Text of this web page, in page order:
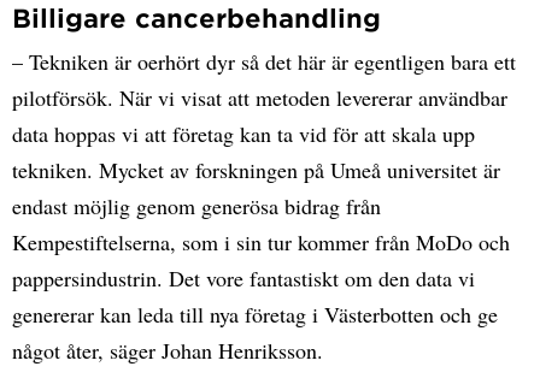
Billigare cancerbehandling
– Tekniken är oerhört dyr så det här är egentligen bara ett
pilotförsök. När vi visat att metoden levererar användbar
data hoppas vi att företag kan ta vid för att skala upp
tekniken. Mycket av forskningen på Umeå universitet är
endast möjlig genom generösa bidrag från
Kempestiftelserna, som i sin tur kommer från MoDo och
pappersindustrin. Det vore fantastiskt om den data vi
genererar kan leda till nya företag i Västerbotten och ge
något åter, säger Johan Henriksson.